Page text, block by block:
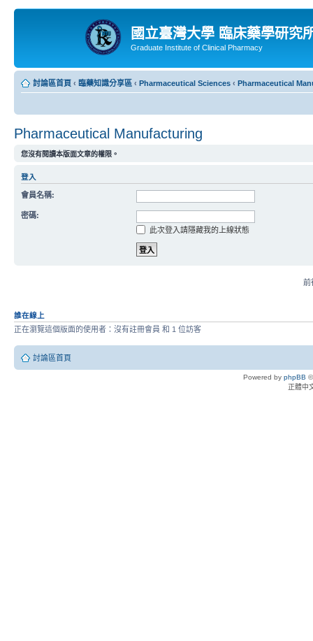
國立臺灣大學 臨床藥學研究
Graduate Institute of Clinical Pharmacy
討論區首頁 ‹ 臨藥知識分享區 ‹ Pharmaceutical Sciences ‹ Pharmaceutical
Pharmaceutical Manufacturing
您沒有閱讀本版面文章的權限。
登入
會員名稱:
密碼:
此次登入請隱藏我的上線狀態
前
誰在線上
正在瀏覽這個版面的使用者：沒有註冊會員 和 1 位訪客
討論區首頁
Powered by phpBB
正體中